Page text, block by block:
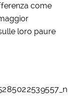
come
loro paure